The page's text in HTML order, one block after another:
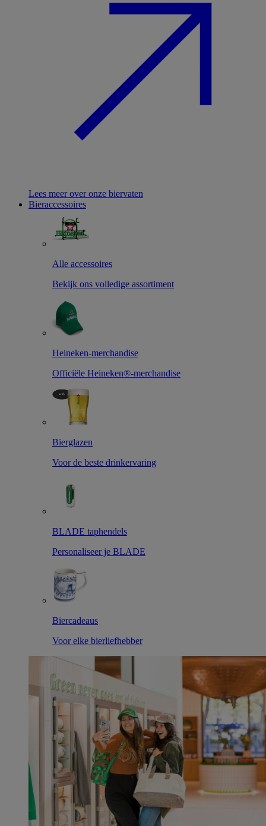
Lees meer over onze biervaten
Bieraccessoires
Alle accessoires
Bekijk ons volledige assortiment
Heineken-merchandise
Officiële Heineken®-merchandise
Bierglazen
Voor de beste drinkervaring
BLADE taphendels
Personaliseer je BLADE
Biercadeaus
Voor elke bierliefhebber